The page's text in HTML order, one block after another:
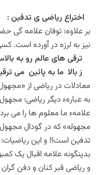
اختراع ریاضی ی تدفین :
بر علاوه؛ توفان علامه گی
نیز به لرزه در آورده
ترقی های عالم رو به
ز بالا ما به پائین می
معادلات در ریاضی از
به عبارهء دیگر ریاضی؛
علامهء ما معلوم ها را می
مجهوله» که در گودال
تدفین است!! و این
بدینگونه علامه اقبال یک
و ریاضی قبر کنان و دفن